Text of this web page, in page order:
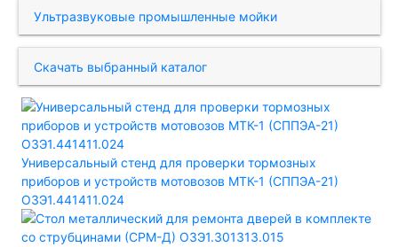
Ультразвуковые промышленные мойки
Скачать выбранный каталог
Универсальный стенд для проверки тормозных
приборов и устройств мотовозов МТК-1 (СППЭА-21)
ОЗЭ1.441411.024